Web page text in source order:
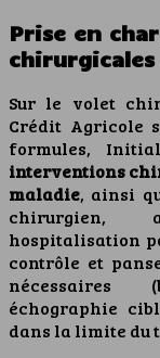
Prise en
Sur le volet
Crédit Agricole
formules,
interventions
maladie, ainsi
chirurgien,
hospitalisation
contrôle et
nécessaires
échographie
dans la limite du